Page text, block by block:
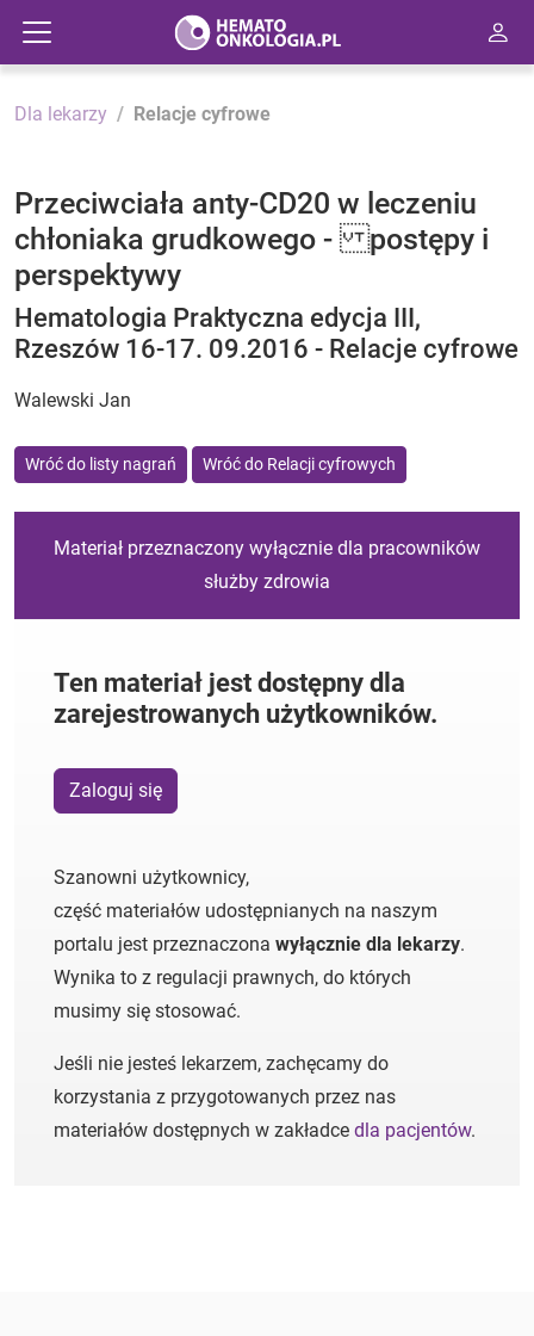
Dla lekarzy Relacje cyfrowe
Przeciwciała anty-CD20 w leczeniu
chłoniaka grudkowego - postępy i
perspektywy
Hematologia Praktyczna edycja III,
Rzeszów 16-17. 09.2016 - Relacje cyfrowe
Walewski Jan
Wróć do listy nagrań Wróć do Relacji cyfrowych
Materiał przeznaczony wyłącznie dla pracowników
służby zdrowia
Ten materiał jest dostępny dla
zarejestrowanych użytkowników.
Zaloguj się
Szanowni użytkownicy,
część materiałów udostępnianych na naszym
portalu jest przeznaczona wyłącznie dla lekarzy.
Wynika to z regulacji prawnych, do których
musimy się stosować.
Jeśli nie jesteś lekarzem, zachęcamy do
korzystania z przygotowanych przez nas
materiałów dostępnych w zakładce dla pacjentów.